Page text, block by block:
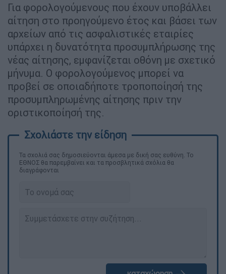
Για φορολογούμενους που έχουν υποβάλλει
αίτηση στο προηγούμενο έτος και βάσει των
αρχείων από τις ασφαλιστικές εταιρίες
υπάρχει η δυνατότητα προσυμπλήρωσης της
νέας αίτησης, εμφανίζεται οθόνη με σχετικό
μήνυμα. Ο φορολογούμενος μπορεί να
προβεί σε οποιαδήποτε τροποποίησή της
προσυμπληρωμένης αίτησης πριν την
οριστικοποίησή της.
Τα σχολιά σας δημοσιεύονται άμεσα με δική σας ευθύνη. Το
ΕΘΝΟΣ θα παρεμβαίνει και τα προσβλητικά σχόλια θα
διαγράφονται